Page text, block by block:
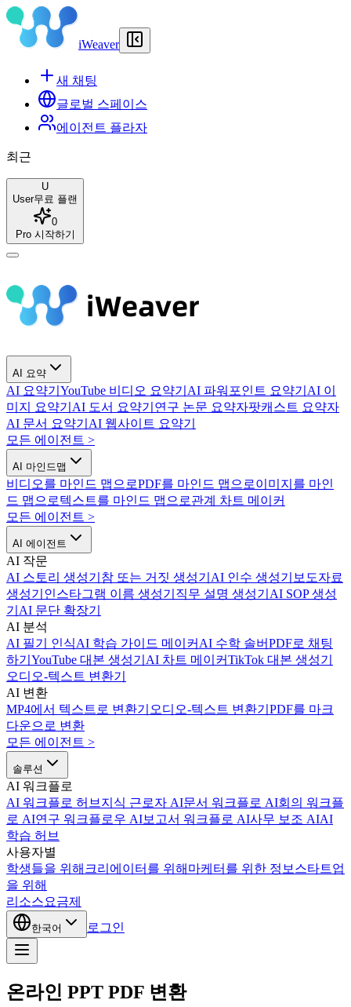
iWeaver
새 채팅
글로벌 스페이스
에이전트 플라자
최근
U
User무료 플랜
0
Pro 시작하기
AI 요약
AI 요약기 YouTube 비디오 요약기 AI 파워포인트 요약기 AI 이
미지 요약기 AI 도서 요약기 연구 논문 요약자팟캐스트 요약자
AI 문서 요약기 AI 웹사이트 요약기
모든 에이전트 >
AI 마인드맵
비디오를 마인드 맵으로PDF를 마인드 맵으로이미지를 마인
드 맵으로텍스트를 마인드 맵으로관계 차트 메이커
모든 에이전트 >
AI 에이전트
AI 작문
AI 스토리 생성기 참 또는 거짓 생성기 AI 인수 생성기 보도자료
생성기 인스타그램 이름 생성기 직무 설명 생성기 AI SOP 생성
기 AI 문단 확장기
AI 분석
AI 필기 인식AI 학습 가이드 메이커 AI 수학 솔버PDF로 채팅
하기 YouTube 대본 생성기 AI 차트 메이커TikTok 대본 생성기
오디오-텍스트 변환기
AI 변환
MP4에서 텍스트로 변환기 오디오-텍스트 변환기 PDF를 마크
다운으로 변환
모든 에이전트 >
솔루션
AI 워크플로
AI 워크플로 허브 지식 근로자 AI문서 워크플로 AI회의 워크플
로 AI연구 워크플로우 AI보고서 워크플로 AI사무 보조 AIAI
학습 허브
사용자별
학생들을 위해 크리에이터를 위해 마케터를 위한 정보 스타트업
을 위해
리소스요금제
한국어 로그인
온라인 PPT PDF 변환